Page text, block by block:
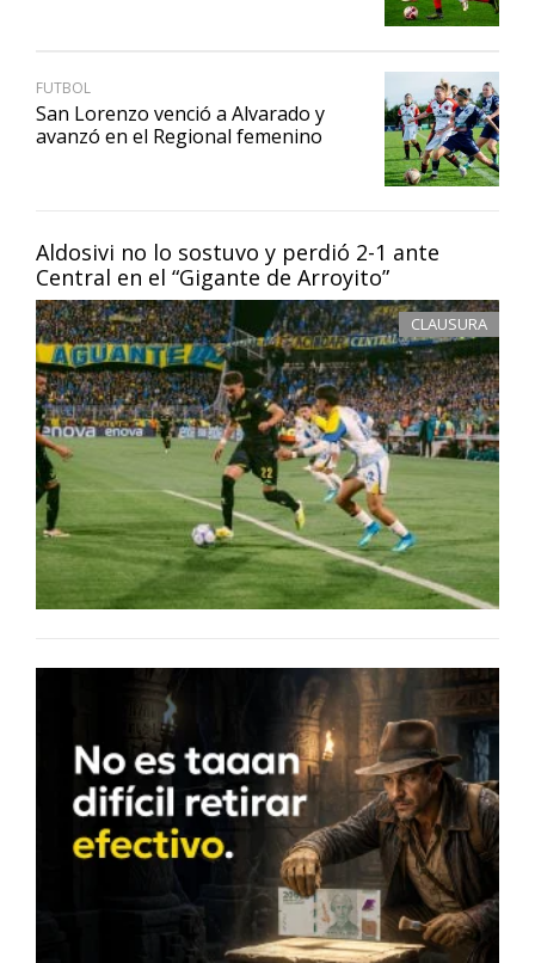
Aldosivi no lo sostuvo y perdió 2-1 ante
Central en el “Gigante de Arroyito”
CLAUSURA
FUTBOL
San Lorenzo venció a Alvarado y
avanzó en el Regional femenino